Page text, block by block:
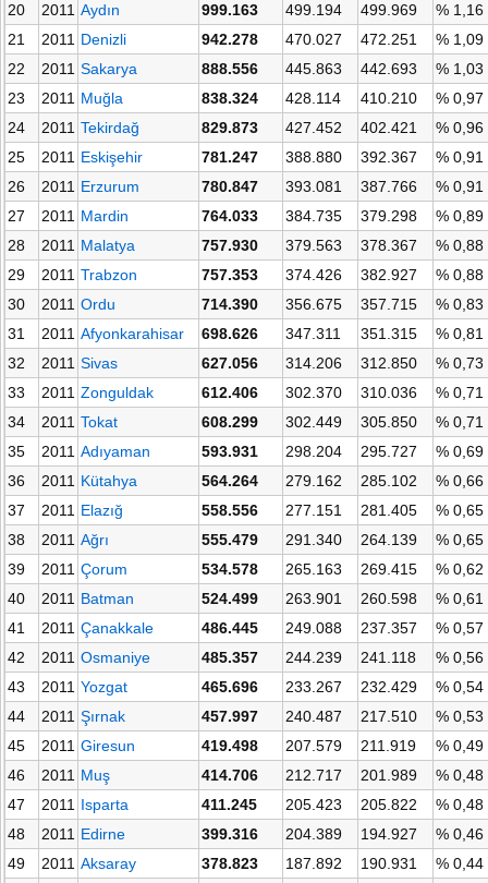
20
2011 Aydın 999.163 499.194 499.969
% 1,16
21
2011 Denizli 942.278 470.027 472.251
% 1,09
22
2011 Sakarya 888.556 445.863 442.693
% 1,03
23
2011 Muğla 838.324 428.114 410.210
% 0,97
24
2011 Tekirdağ 829.873 427.452 402.421
% 0,96
25
2011 Eskişehir 781.247 388.880 392.367
% 0,91
26
2011 Erzurum 780.847 393.081 387.766
% 0,91
27
2011 Mardin 764.033 384.735 379.298
% 0,89
28
2011 Malatya 757.930 379.563 378.367
% 0,88
29
2011 Trabzon 757.353 374.426 382.927
% 0,88
30
2011 Ordu 714.390 356.675 357.715
% 0,83
31
2011 Afyonkarahisar 698.626 347.311 351.315
% 0,81
32
2011 Sivas 627.056 314.206 312.850
% 0,73
33
2011 Zonguldak 612.406 302.370 310.036
% 0,71
34
2011 Tokat 608.299 302.449 305.850
% 0,71
35
2011 Adıyaman 593.931 298.204 295.727
% 0,69
36
2011 Kütahya 564.264 279.162 285.102
% 0,66
37
2011 Elazığ 558.556 277.151 281.405
% 0,65
38
2011 Ağrı 555.479 291.340 264.139
% 0,65
39
2011 Çorum 534.578 265.163 269.415
% 0,62
40
2011 Batman 524.499 263.901 260.598
% 0,61
41
2011 Çanakkale 486.445 249.088 237.357
% 0,57
42
2011 Osmaniye 485.357 244.239 241.118
% 0,56
43
2011 Yozgat 465.696 233.267 232.429
% 0,54
44
2011 Şırnak 457.997 240.487 217.510
% 0,53
45
2011 Giresun 419.498 207.579 211.919
% 0,49
46
2011 Muş 414.706 212.717 201.989
% 0,48
47
2011 Isparta 411.245 205.423 205.822
% 0,48
48
2011 Edirne 399.316 204.389 194.927
% 0,46
49
2011 Aksaray 378.823 187.892 190.931
% 0,44